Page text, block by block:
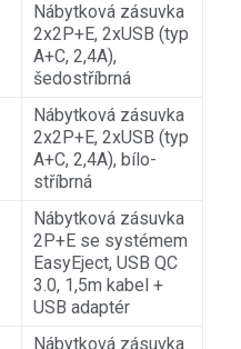
Nábytková zásuvka
2x2P+E, 2xUSB (typ
A+C, 2,4A),
šedostříbrná
Nábytková zásuvka
2x2P+E, 2xUSB (typ
A+C, 2,4A), bílo-
stříbrná
Nábytková zásuvka
2P+E se systémem
EasyEject, USB QC
3.0, 1,5m kabel +
USB adaptér
Nábytková zásuvka